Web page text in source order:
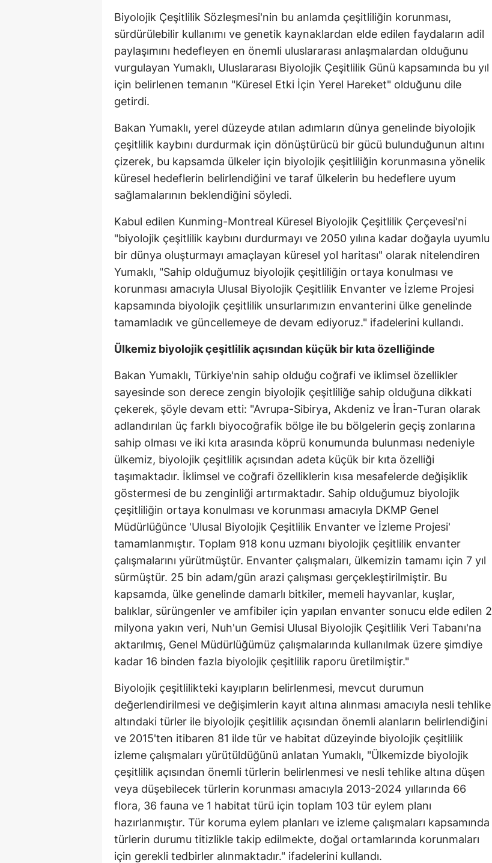
Edirne
Elazığ
Erzincan
Erzurum
Gaziantep
Giresun
Hatay
Isparta
Mersin
İstanbul
Kayseri
Kırklareli
Kırşehir
Kocaeli
Konya
Kütahya
Malatya
Manisa
Kahramanmaraş
Mardin
Muğla
Nevşehir
Niğde
Ordu
Rize
Sakarya
Samsun
Siirt
Biyolojik Çeşitlilik Sözleşmesi'nin bu anlamda çeşitliliğin korunması,
sürdürülebilir kullanımı ve genetik kaynaklardan elde edilen faydaların adil
paylaşımını hedefleyen en önemli uluslararası anlaşmalardan olduğunu
vurgulayan Yumaklı, Uluslararası Biyolojik Çeşitlilik Günü kapsamında bu yıl
için belirlenen temanın "Küresel Etki İçin Yerel Hareket" olduğunu dile
getirdi.
Bakan Yumaklı, yerel düzeyde atılan adımların dünya genelinde biyolojik
çeşitlilik kaybını durdurmak için dönüştürücü bir gücü bulunduğunun altını
çizerek, bu kapsamda ülkeler için biyolojik çeşitliliğin korunmasına yönelik
küresel hedeflerin belirlendiğini ve taraf ülkelerin bu hedeflere uyum
sağlamalarının beklendiğini söyledi.
Kabul edilen Kunming-Montreal Küresel Biyolojik Çeşitlilik Çerçevesi'ni
"biyolojik çeşitlilik kaybını durdurmayı ve 2050 yılına kadar doğayla uyumlu
bir dünya oluşturmayı amaçlayan küresel yol haritası" olarak nitelendiren
Yumaklı, "Sahip olduğumuz biyolojik çeşitliliğin ortaya konulması ve
korunması amacıyla Ulusal Biyolojik Çeşitlilik Envanter ve İzleme Projesi
kapsamında biyolojik çeşitlilik unsurlarımızın envanterini ülke genelinde
tamamladık ve güncellemeye de devam ediyoruz." ifadelerini kullandı.
Ülkemiz biyolojik çeşitlilik açısından küçük bir kıta özelliğinde
Bakan Yumaklı, Türkiye'nin sahip olduğu coğrafi ve iklimsel özellikler
sayesinde son derece zengin biyolojik çeşitliliğe sahip olduğuna dikkati
çekerek, şöyle devam etti: "Avrupa-Sibirya, Akdeniz ve İran-Turan olarak
adlandırılan üç farklı biyocoğrafik bölge ile bu bölgelerin geçiş zonlarına
sahip olması ve iki kıta arasında köprü konumunda bulunması nedeniyle
ülkemiz, biyolojik çeşitlilik açısından adeta küçük bir kıta özelliği
taşımaktadır. İklimsel ve coğrafi özelliklerin kısa mesafelerde değişiklik
göstermesi de bu zenginliği artırmaktadır. Sahip olduğumuz biyolojik
çeşitliliğin ortaya konulması ve korunması amacıyla DKMP Genel
Müdürlüğünce 'Ulusal Biyolojik Çeşitlilik Envanter ve İzleme Projesi'
tamamlanmıştır. Toplam 918 konu uzmanı biyolojik çeşitlilik envanter
çalışmalarını yürütmüştür. Envanter çalışmaları, ülkemizin tamamı için 7 yıl
sürmüştür. 25 bin adam/gün arazi çalışması gerçekleştirilmiştir. Bu
kapsamda, ülke genelinde damarlı bitkiler, memeli hayvanlar, kuşlar,
balıklar, sürüngenler ve amfibiler için yapılan envanter sonucu elde edilen 2
milyona yakın veri, Nuh'un Gemisi Ulusal Biyolojik Çeşitlilik Veri Tabanı'na
aktarılmış, Genel Müdürlüğümüz çalışmalarında kullanılmak üzere şimdiye
kadar 16 binden fazla biyolojik çeşitlilik raporu üretilmiştir."
Biyolojik çeşitlilikteki kayıpların belirlenmesi, mevcut durumun
değerlendirilmesi ve değişimlerin kayıt altına alınması amacıyla nesli tehlike
altındaki türler ile biyolojik çeşitlilik açısından önemli alanların belirlendiğini
ve 2015'ten itibaren 81 ilde tür ve habitat düzeyinde biyolojik çeşitlilik
izleme çalışmaları yürütüldüğünü anlatan Yumaklı, "Ülkemizde biyolojik
çeşitlilik açısından önemli türlerin belirlenmesi ve nesli tehlike altına düşen
veya düşebilecek türlerin korunması amacıyla 2013-2024 yıllarında 66
flora, 36 fauna ve 1 habitat türü için toplam 103 tür eylem planı
hazırlanmıştır. Tür koruma eylem planları ve izleme çalışmaları kapsamında
türlerin durumu titizlikle takip edilmekte, doğal ortamlarında korunmaları
için gerekli tedbirler alınmaktadır." ifadelerini kullandı.